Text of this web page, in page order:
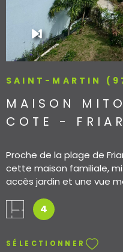
SAINT-MARTIN
MAISON
COTE -
Proche de la plage de
cette maison familiale,
accès jardin et une vue
salles de bains -
le séjour. Emplacement
4
SÉLECTIONNER